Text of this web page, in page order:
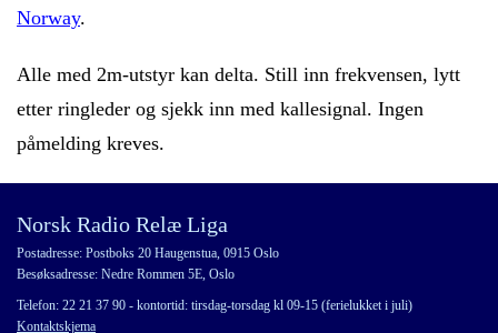
Norway.
Alle med 2m-utstyr kan delta. Still inn frekvensen, lytt
etter ringleder og sjekk inn med kallesignal. Ingen
påmelding kreves.
Norsk Radio Relæ Liga
Postadresse: Postboks 20 Haugenstua, 0915 Oslo
Besøksadresse: Nedre Rommen 5E, Oslo
Telefon: 22 21 37 90 - kontortid: tirsdag-torsdag kl 09-15 (ferielukket i juli)
Kontaktskjema